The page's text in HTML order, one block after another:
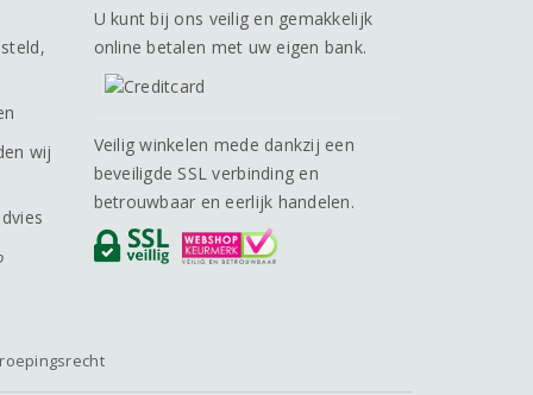
wij
U kunt bij ons veilig en gemakkelijk
online betalen met uw eigen bank.
Veilig winkelen mede dankzij een
beveiligde SSL verbinding en
betrouwbaar en eerlijk handelen.